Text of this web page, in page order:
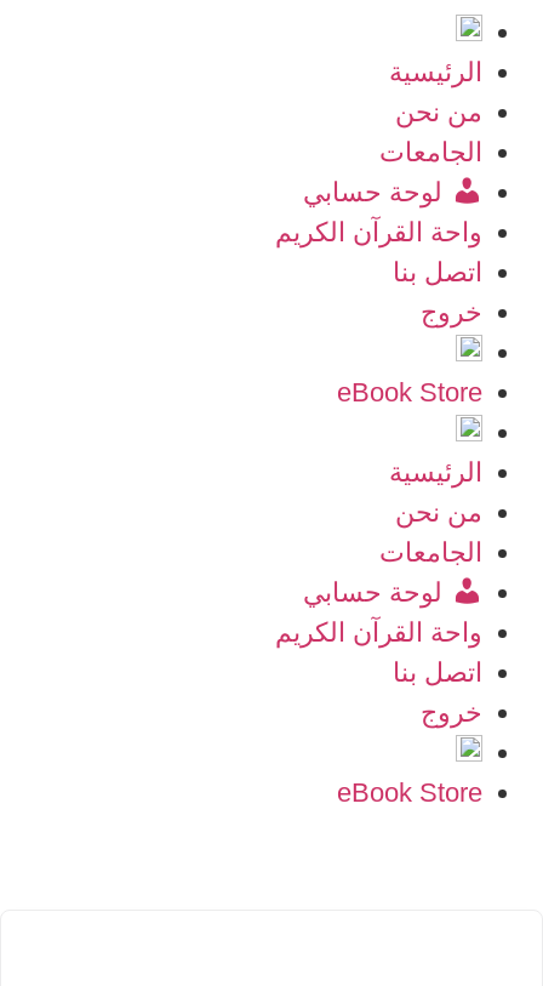
الرئيسية
من نحن
الجامعات
لوحة حسابي
واحة القرآن الكريم
اتصل بنا
خروج
eBook Store
الرئيسية
من نحن
الجامعات
لوحة حسابي
واحة القرآن الكريم
اتصل بنا
خروج
eBook Store